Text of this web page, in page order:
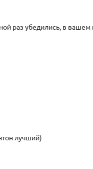
раз убедились, в
лучший)